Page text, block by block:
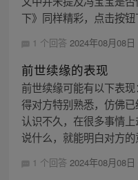
下》同样精彩，点击按钮
1 个回答 2024年08月08日
前世续缘的表现
前世续缘可能有以下表
得对方特别熟悉，仿佛
认识不久，在很多事情
说什么，就能明白对方
1 个回答 2024年08月08日